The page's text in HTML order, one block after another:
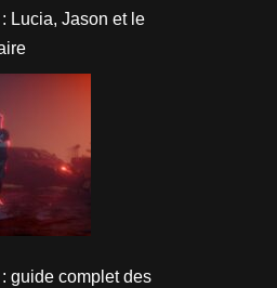
Lucia, Jason et le
guide complet des